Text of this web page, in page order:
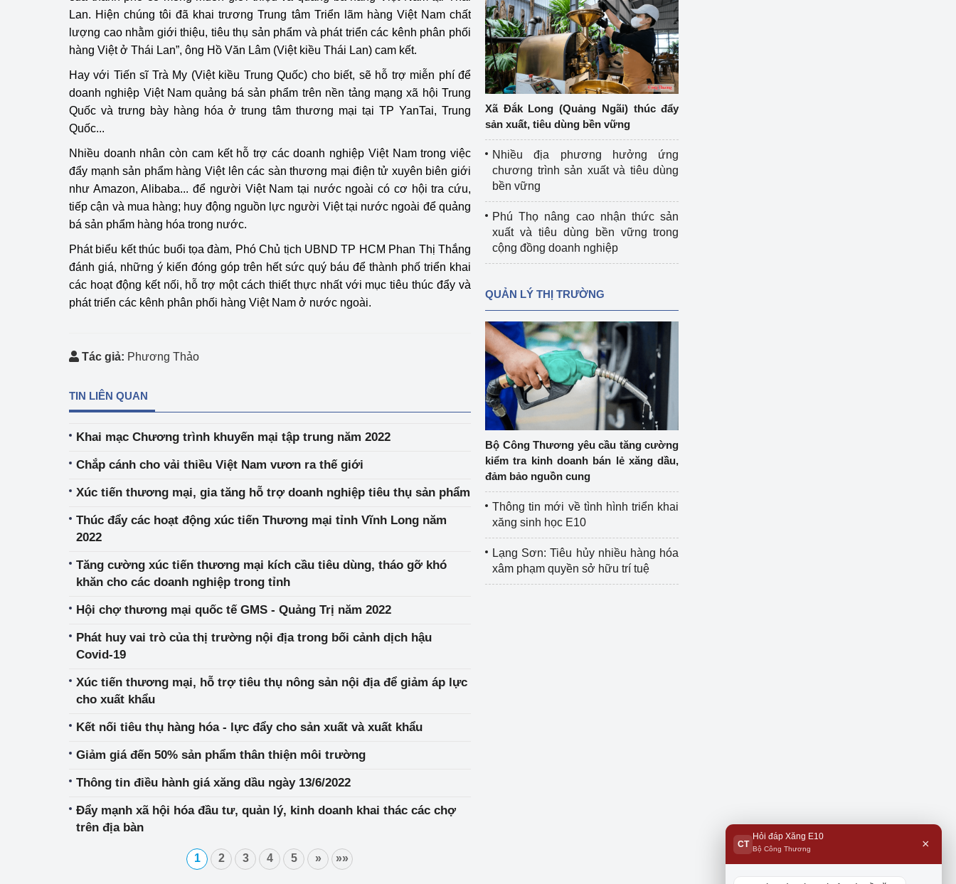
Lan. Hiện chúng tôi đã khai trương Trung tâm Triển lãm hàng Việt Nam chất
lượng cao nhằm giới thiệu, tiêu thụ sản phẩm và phát triển các kênh phân phối
hàng Việt ở Thái Lan”, ông Hồ Văn Lâm (Việt kiều Thái Lan) cam kết.
Hay với Tiến sĩ Trà My (Việt kiều Trung Quốc) cho biết, sẽ hỗ trợ miễn phí để
doanh nghiệp Việt Nam quảng bá sản phẩm trên nền tảng mạng xã hội Trung
Quốc và trưng bày hàng hóa ở trung tâm thương mại tại TP YanTai, Trung
Quốc...
Nhiều doanh nhân còn cam kết hỗ trợ các doanh nghiệp Việt Nam trong việc
đẩy mạnh sản phẩm hàng Việt lên các sàn thương mại điện tử xuyên biên giới
như Amazon, Alibaba... để người Việt Nam tại nước ngoài có cơ hội tra cứu,
tiếp cận và mua hàng; huy động nguồn lực người Việt tại nước ngoài để quảng
bá sản phẩm hàng hóa trong nước.
Phát biểu kết thúc buổi tọa đàm, Phó Chủ tịch UBND TP HCM Phan Thị Thắng
đánh giá, những ý kiến đóng góp trên hết sức quý báu để thành phố triển khai
các hoạt động kết nối, hỗ trợ một cách thiết thực nhất với mục tiêu thúc đẩy và
phát triển các kênh phân phối hàng Việt Nam ở nước ngoài.
Tác giả: Phương Thảo
TIN LIÊN QUAN
Khai mạc Chương trình khuyến mại tập trung năm 2022
Chắp cánh cho vải thiều Việt Nam vươn ra thế giới
Xúc tiến thương mại, gia tăng hỗ trợ doanh nghiệp tiêu thụ sản phẩm
Thúc đẩy các hoạt động xúc tiến Thương mại tỉnh Vĩnh Long năm
2022
Tăng cường xúc tiến thương mại kích cầu tiêu dùng, tháo gỡ khó
khăn cho các doanh nghiệp trong tỉnh
Hội chợ thương mại quốc tế GMS - Quảng Trị năm 2022
Phát huy vai trò của thị trường nội địa trong bối cảnh dịch hậu
Covid-19
Xúc tiến thương mại, hỗ trợ tiêu thụ nông sản nội địa để giảm áp lực
cho xuất khẩu
Kết nối tiêu thụ hàng hóa - lực đẩy cho sản xuất và xuất khẩu
Giảm giá đến 50% sản phẩm thân thiện môi trường
Thông tin điều hành giá xăng dầu ngày 13/6/2022
Đẩy mạnh xã hội hóa đầu tư, quản lý, kinh doanh khai thác các chợ
trên địa bàn
1 2 3 4 5 » »»
Xã Đắk Long (Quảng Ngãi) thúc đẩy
sản xuất, tiêu dùng bền vững
Nhiều địa phương hưởng ứng
chương trình sản xuất và tiêu dùng
bền vững
Phú Thọ nâng cao nhận thức sản
xuất và tiêu dùng bền vững trong
cộng đồng doanh nghiệp
QUẢN LÝ THỊ TRƯỜNG
Bộ Công Thương yêu cầu tăng cường
kiểm tra kinh doanh bán lẻ xăng dầu,
đảm bảo nguồn cung
Thông tin mới về tình hình triển khai
xăng sinh học E10
Lạng Sơn: Tiêu hủy nhiều hàng hóa
xâm phạm quyền sở hữu trí tuệ
CT
Hỏi đáp Xăng E10
Bộ Công Thương ×